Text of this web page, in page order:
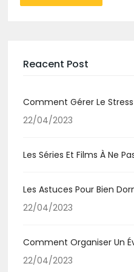
Reacent Post
Comment Gérer Le
22/04/2023
Les Séries Et Films À Ne
Les Astuces Pour Bien
22/04/2023
Comment Organiser Un
22/04/2023